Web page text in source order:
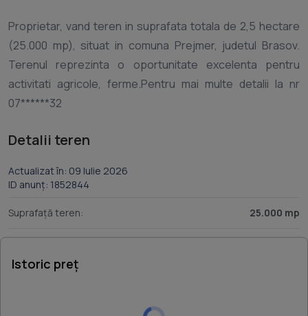
Proprietar, vand teren in suprafata totala de 2,5 hectare
(25.000 mp), situat in comuna Prejmer, judetul Brasov.
Terenul reprezinta o oportunitate excelenta pentru
activitati agricole, ferme.Pentru mai multe detalii la nr
Detalii teren
Actualizat în: 09 Iulie 2026
ID anunț: 1852844
Suprafață teren: 25.000 mp
Istoric preț